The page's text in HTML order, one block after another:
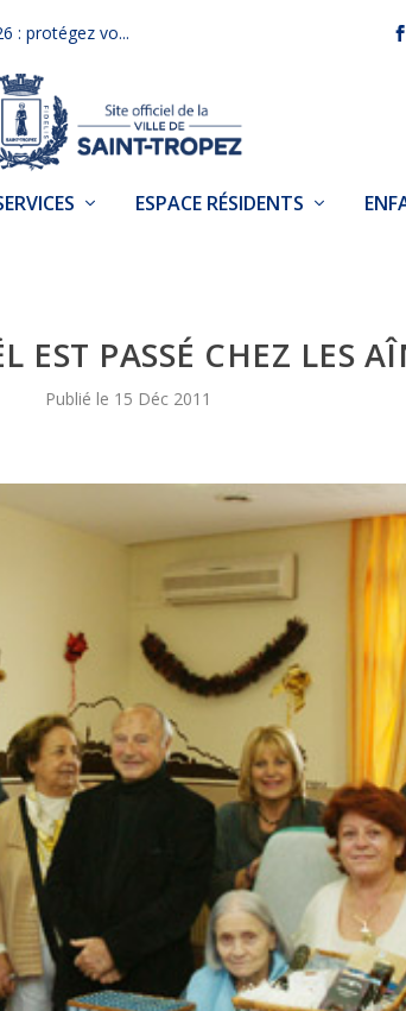
: protégez vo...
ESPACE RÉSIDENTS
EST PASSÉ CHEZ LES
15 Déc 2011